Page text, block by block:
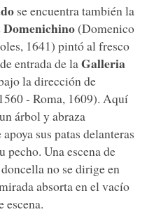
se encuentra también la
Domenichino(Domenico
1641) pintó al fresco
entrada de la Galleria
la dirección de
- Roma, 1609). Aquí
árbol y abraza
sus patas delanteras
pecho. Una escena de
no se dirige en
absorta en el vacío
escena.